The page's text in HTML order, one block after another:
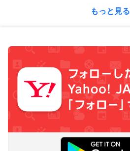
もっと見る